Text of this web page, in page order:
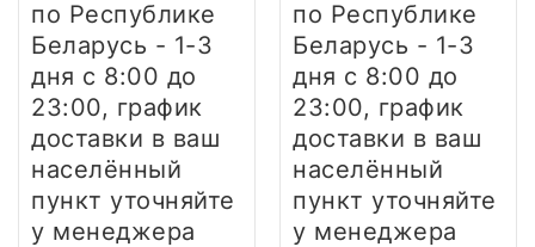
по Республике
Беларусь - 1-3
дня с 8:00 до
23:00, график
доставки в ваш
населённый
пункт уточняйте
у менеджера
по Республике
Беларусь - 1-3
дня с 8:00 до
23:00, график
доставки в ваш
населённый
пункт уточняйте
у менеджера